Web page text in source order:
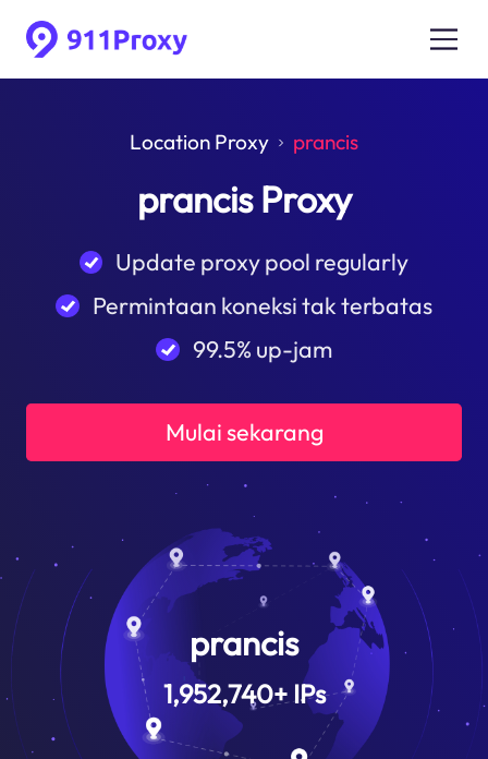
Location Proxy prancis
prancis Proxy
Update proxy pool regularly
Permintaan koneksi tak terbatas
99.5% up-jam
Mulai sekarang
prancis
1,952,740+IPs